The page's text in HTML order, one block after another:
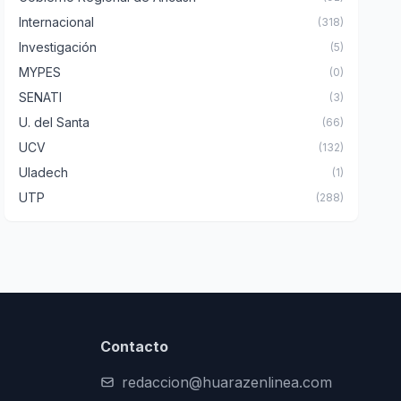
Internacional (318)
Investigación (5)
MYPES (0)
SENATI (3)
U. del Santa (66)
UCV (132)
Uladech (1)
UTP (288)
Contacto
redaccion@huarazenlinea.com